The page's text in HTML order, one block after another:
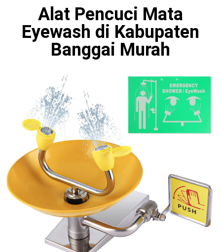
Alat Pencuci Mata
Eyewash di Kabupaten
Banggai Murah